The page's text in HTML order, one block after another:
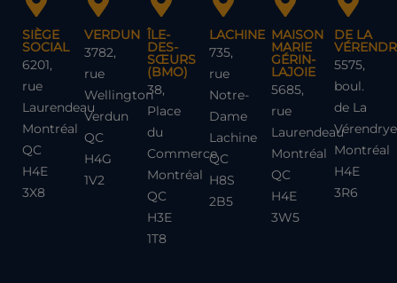
SIÈGE
SOCIAL
6201,
rue
Laurendeau
Montréal
QC
H4E
3X8
VERDUN
3782,
rue
Wellington
Verdun
QC
H4G
1V2
ÎLE-
DES-
SŒURS
(BMO)
38,
Place
du
Commerce
Montréal
QC
H3E
1T8
LACHINE
735,
rue
Notre-
Dame
Lachine
QC
H8S
2B5
MAISON
MARIE
GÉRIN-
LAJOIE
5685,
rue
Laurendeau
Montréal
QC
H4E
3W5
DE LA
5575,
boul.
de La
Vérendrye
Montréal
H4E
3R6